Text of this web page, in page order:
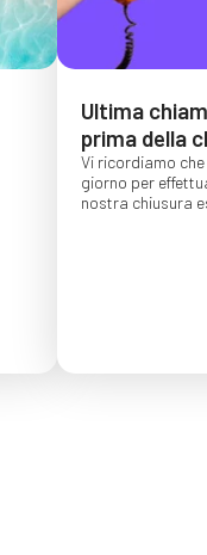
Ultima
prima della
Vi ricordiamo
giorno per
nostra chiusura